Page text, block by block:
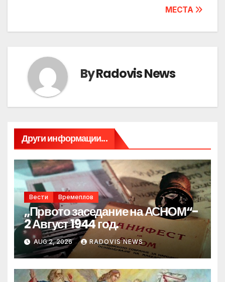
МЕСТА
ByRadovis News
Други информации...
Вести Времеплов
„Првото заседание на АСНОМ“-
2 Август 1944 год.
AUG 2, 2026 RADOVIS NEWS